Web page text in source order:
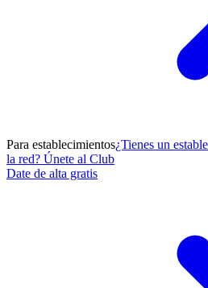
Para establecimientos¿Tienes un
la red? Únete al Club
Date de alta gratis